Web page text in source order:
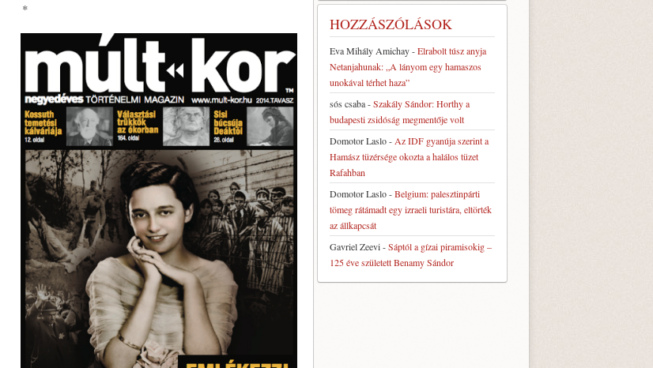
*
HOZZÁSZÓLÁSOK
Eva Mihály Amichay-Elrabolt túsz anyja
Netanjahunak: „A lányom egy hamaszos
unokával térhet haza”
sós csaba-Szakály Sándor: Horthy a
budapesti zsidóság megmentője volt
Domotor Laslo- Az IDF gyanúja szerint a
Hamász tüzérsége okozta a halálos tüzet
Rafahban
Domotor Laslo-Belgium: palesztinpárti
tömeg rátámadt egy izraeli turistára, eltörték
az állkapcsát
Gavriel Zeevi-Sáptól a gízai piramisokig –
125 éve született Benamy Sándor